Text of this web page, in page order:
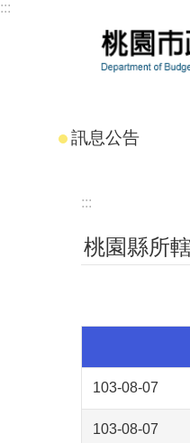
跳到主要內容區塊
:::
訊息公告
:::
桃園縣所
103-08-07
103-08-07